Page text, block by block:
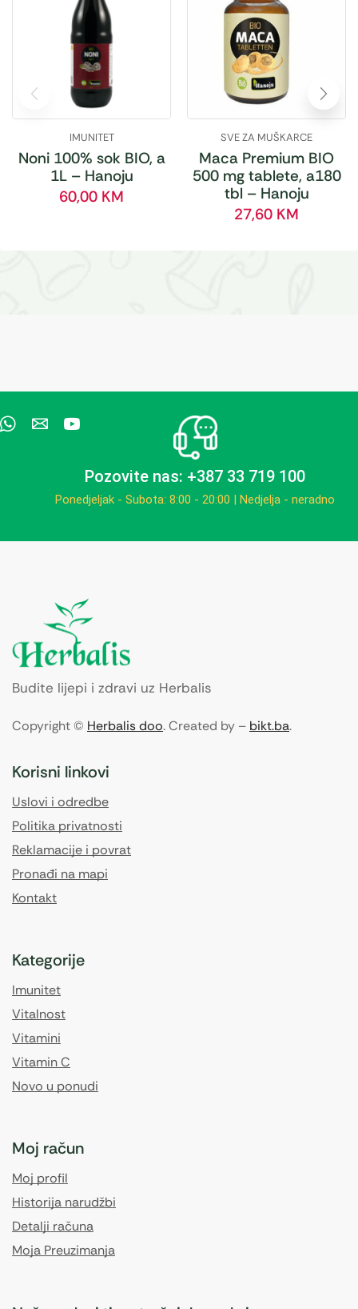
IMUNITET
Noni 100% sok BIO, a
1L – Hanoju
60,00 KM
SVE ZA MUŠKARCE
Maca Premium BIO
500 mg tablete, a180
tbl – Hanoju
27,60 KM
Pozovite nas: +387 33 719 100
Ponedjeljak - Subota: 8:00 - 20:00 | Nedjelja - neradno
Budite lijepi i zdravi uz Herbalis
Copyright © Herbalis doo. Created by – bikt.ba.
Korisni linkovi
Uslovi i odredbe
Politika privatnosti
Reklamacije i povrat
Pronađi na mapi
Kontakt
Kategorije
Imunitet
Vitalnost
Vitamini
Vitamin C
Novo u ponudi
Moj račun
Moj profil
Historija narudžbi
Detalji računa
Moja Preuzimanja